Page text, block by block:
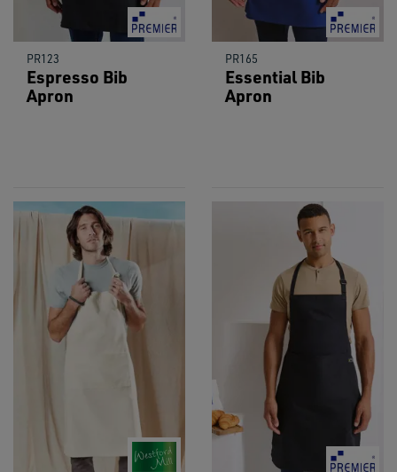
PR123
Espresso Bib
Apron
PR165
Essential Bib
Apron